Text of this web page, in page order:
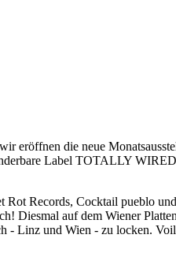
eröffnen die neue
Label TOTALLY
Rot Records, Cocktail pueblo
Diesmal auf dem Wiener
- Linz und Wien - zu locken.